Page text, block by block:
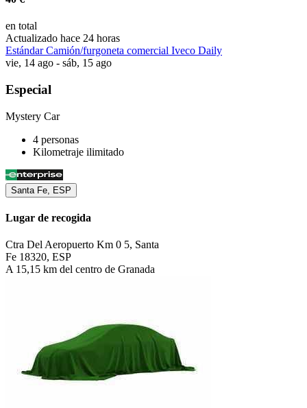
en total
Actualizado hace 24 horas
Estándar Camión/furgoneta comercial Iveco Daily
vie, 14 ago - sáb, 15 ago
Especial
Mystery Car
4 personas
Kilometraje ilimitado
Santa Fe, ESP
Lugar de recogida
Ctra Del Aeropuerto Km 0 5, Santa
Fe 18320, ESP
A 15,15 km del centro de Granada